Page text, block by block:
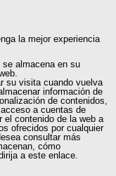
la mejor experiencia
almacena en su
su visita cuando vuelva
información de
de contenidos,
a cuentas de
contenido de la web a
ofrecidos por cualquier
consultar más
cómo
a este enlace.